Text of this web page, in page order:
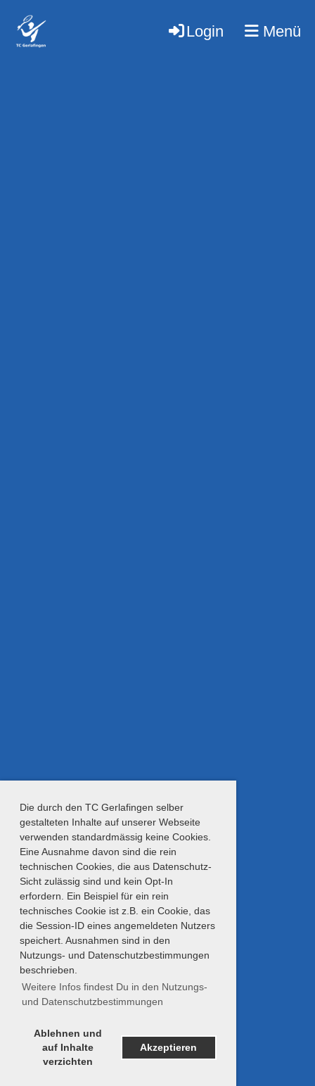
Die durch den TC Gerlafingen selber
gestalteten Inhalte auf unserer Webseite
verwenden standardmässig keine Cookies.
Eine Ausnahme davon sind die rein
technischen Cookies, die aus Datenschutz-
Sicht zulässig sind und kein Opt-In
erfordern. Ein Beispiel für ein rein
technisches Cookie ist z.B. ein Cookie, das
die Session-ID eines angemeldeten Nutzers
speichert. Ausnahmen sind in den
Nutzungs- und Datenschutzbestimmungen
beschrieben.
Weitere Infos findest Du in den Nutzungs-
und Datenschutzbestimmungen
Ablehnen und
auf Inhalte
verzichten
Akzeptieren
Login Menü